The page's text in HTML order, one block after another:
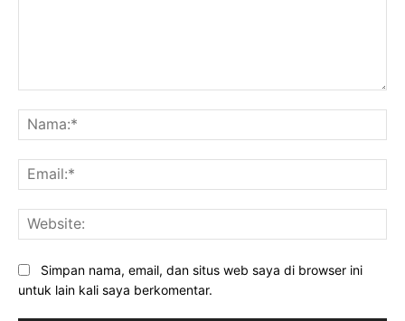
Simpan nama, email, dan situs web saya di browser ini
untuk lain kali saya berkomentar.